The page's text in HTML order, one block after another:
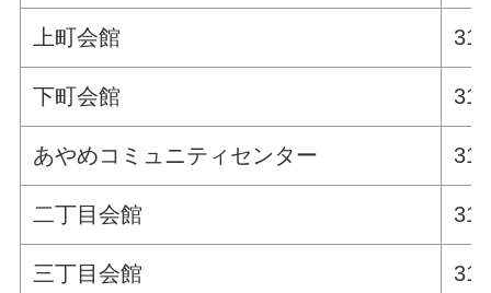
上町会館
下町会館
あやめコミュニティセンター
二丁目会館
三丁目会館